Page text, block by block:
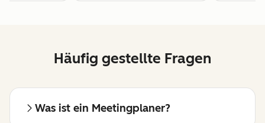
Häufig gestellte Fragen
Was ist ein Meetingplaner?